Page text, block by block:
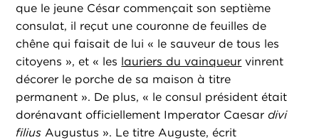
que le jeune César commençait son septième
consulat, il reçut une couronne de feuilles de
chêne qui faisait de lui « le sauveur de tous les
citoyens », et « les lauriers du vainqueur vinrent
décorer le porche de sa maison à titre
permanent ». De plus, « le consul président était
dorénavant officiellement Imperator Caesardivi
filius Augustus ». Le titre Auguste, écrit